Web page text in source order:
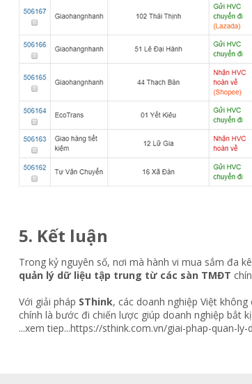
5. Kết luận​
Trong kỷ nguyên số, nơi mà hành vi mua sắm đa
quản lý dữ liệu tập trung từ các sàn TMĐT
Với giải pháp SThink, các doanh nghiệp Việt
chính là bước đi chiến lược giúp doanh nghiệp
...xem tiep...https://sthink.com.vn/giai-phap-quan-